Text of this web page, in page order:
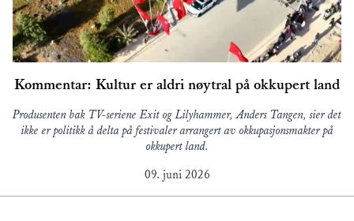
Kommentar: Kultur er aldri nøytral på okkupert land
Produsenten bak TV-seriene Exit og Lilyhammer, Anders Tangen, sier det
ikke er politikk å delta på festivaler arrangert av okkupasjonsmakter på
okkupert land.
09. juni 2026